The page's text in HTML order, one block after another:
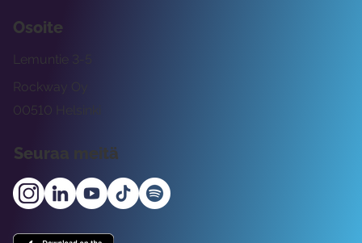
Osoite
Rockway Oy
Lemuntie 3-5
00510 Helsinki
Seuraa meitä